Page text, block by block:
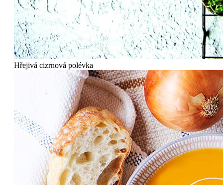
Hřejivá cizrnová polévka